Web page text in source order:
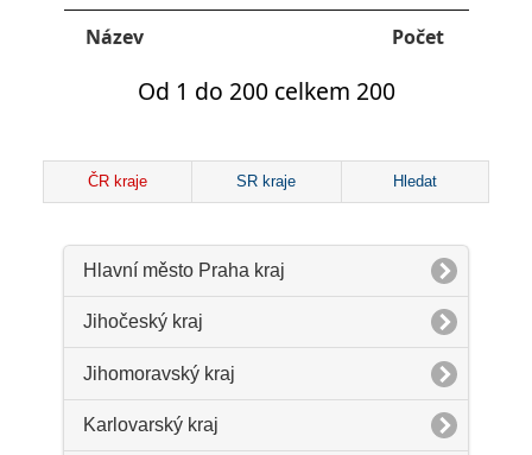
Název
Počet
Od 1 do 200 celkem 200
ČR kraje SR kraje Hledat
Hlavní město Praha kraj
Jihočeský kraj
Jihomoravský kraj
Karlovarský kraj